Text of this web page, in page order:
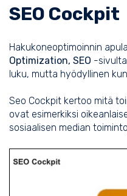
SEO Cockpit
Hakukoneoptimoinnin
Optimization, SEO -
luku, mutta hyödyllinen
Seo Cockpit kertoo mitä
ovat esimerkiksi
sosiaalisen median